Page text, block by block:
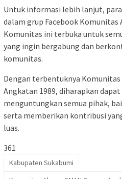
Untuk informasi lebih lanjut,
dalam grup Facebook Komunitas
Komunitas ini terbuka untuk
yang ingin bergabung dan
komunitas.
Dengan terbentuknya Komunitas
Angkatan 1989, diharapkan
menguntungkan semua pihak,
serta memberikan kontribusi
luas.
361
Kabupaten Sukabumi